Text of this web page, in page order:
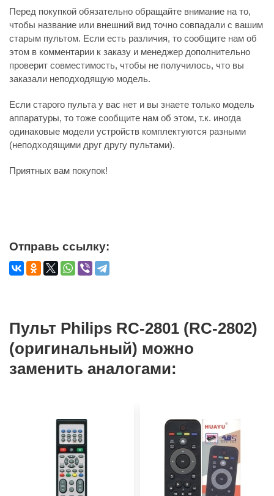
Перед покупкой обязательно обращайте внимание на то,
чтобы название или внешний вид точно совпадали с вашим
старым пультом. Если есть различия, то сообщите нам об
этом в комментарии к заказу и менеджер дополнительно
проверит совместимость, чтобы не получилось, что вы
заказали неподходящую модель.
Если старого пульта у вас нет и вы знаете только модель
аппаратуры, то тоже сообщите нам об этом, т.к. иногда
одинаковые модели устройств комплектуются разными
(неподходящими друг другу пультами).
Приятных вам покупок!
Отправь ссылку:
Пульт Philips RC-2801 (RC-2802)
(оригинальный) можно
заменить аналогами: